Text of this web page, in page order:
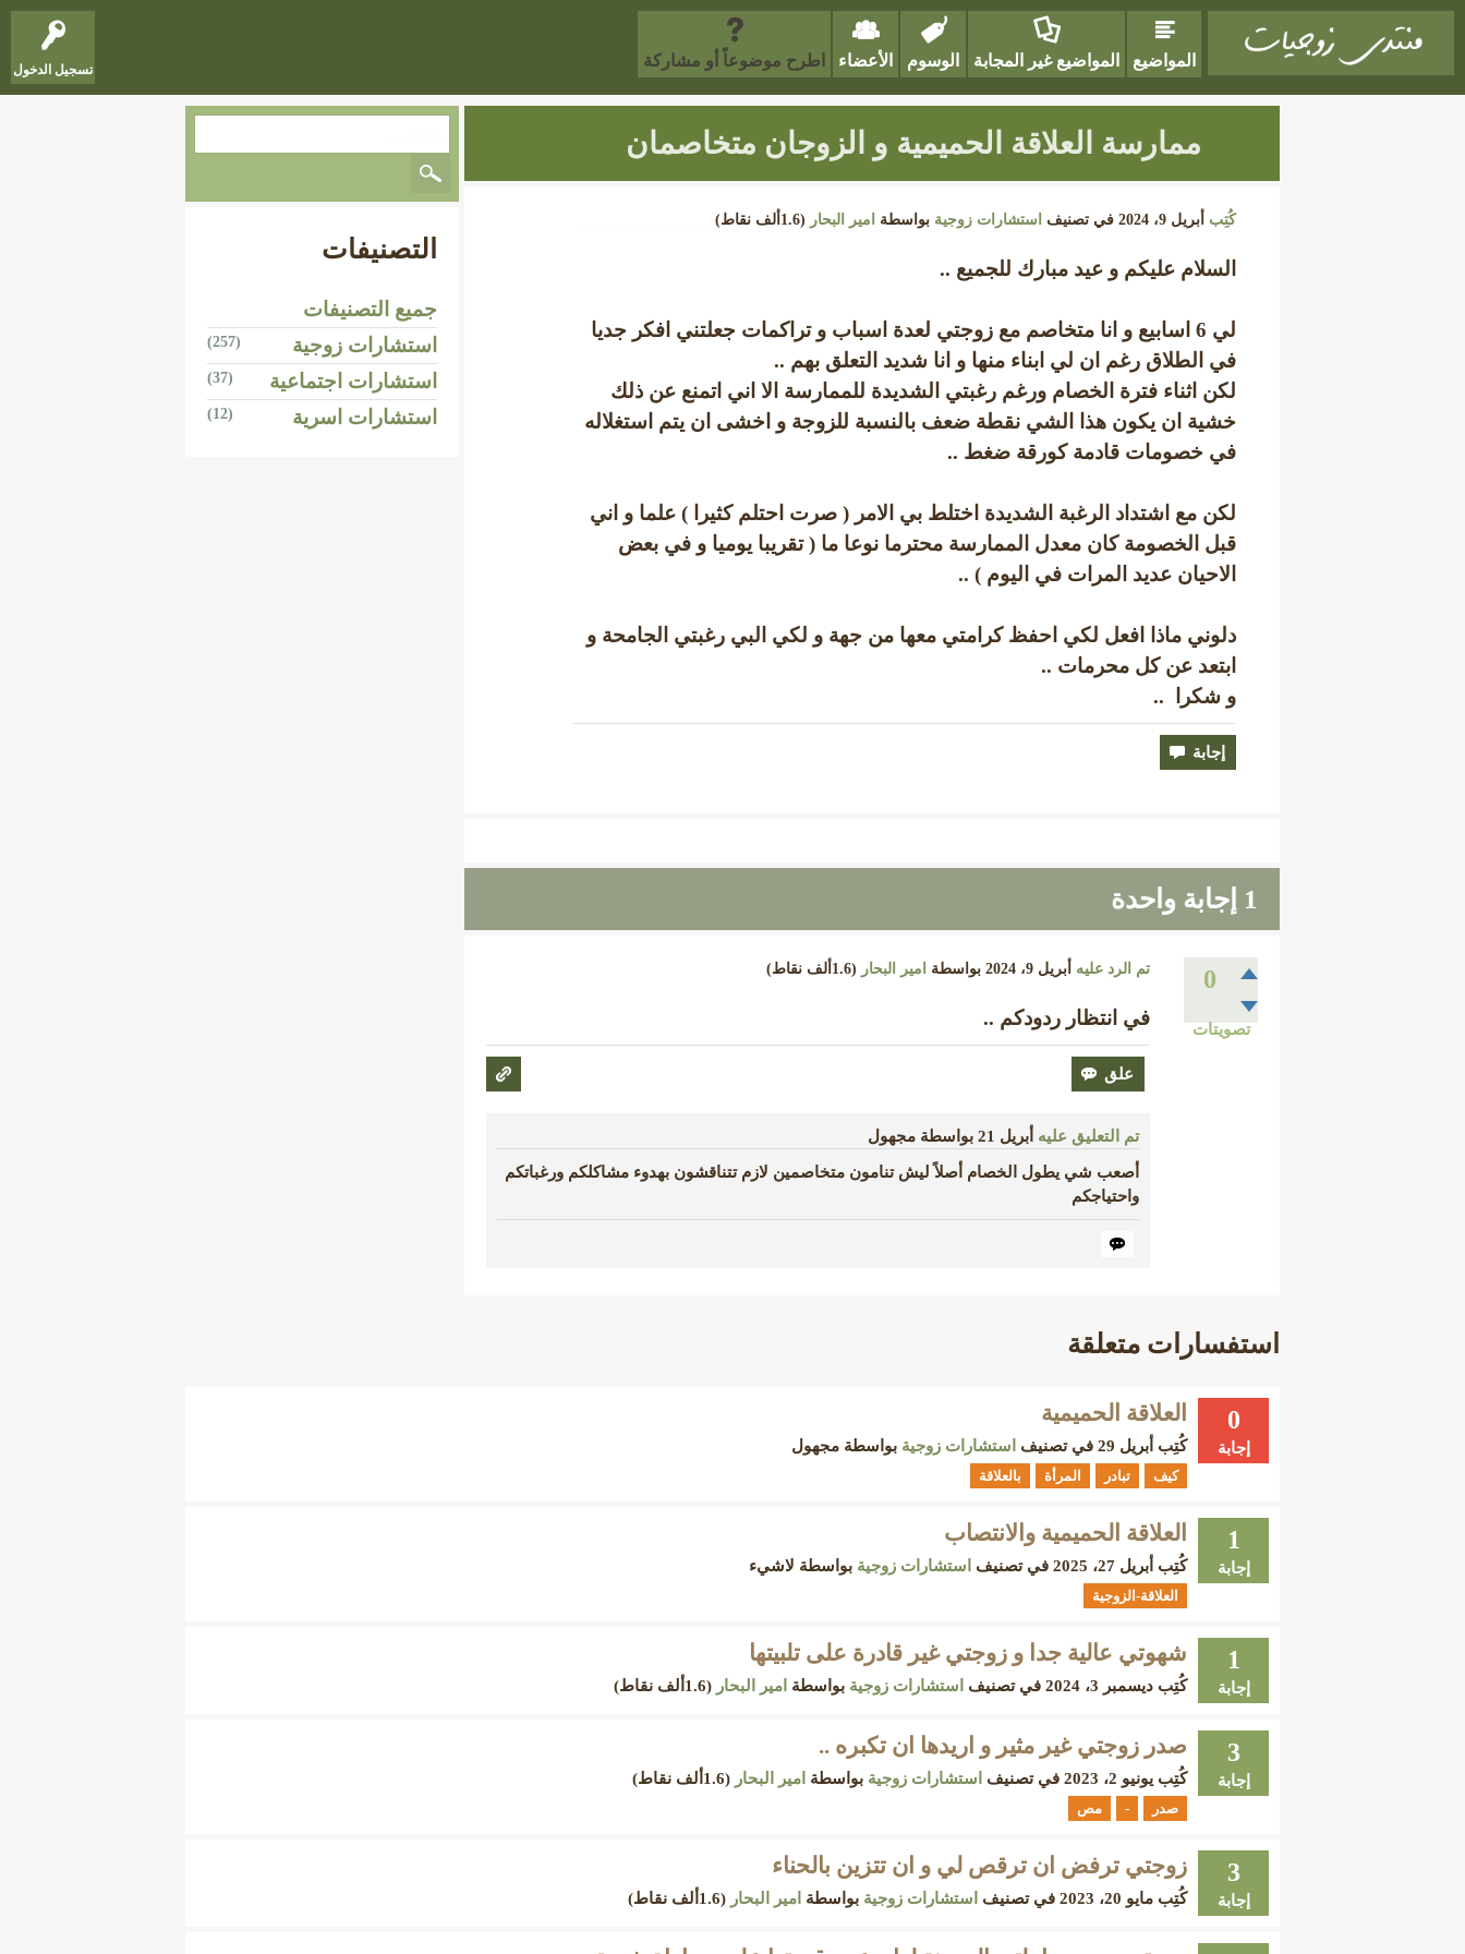
تسجيل الدخول المواضيع المواضيع غير المجابة الوسوم الأعضاء اطرح موضوعاً أو مشاركة
ممارسة العلاقة الحميمية و الزوجان متخاصمان
كُتِب أبريل 9، 2024 في تصنيف استشارات زوجية بواسطة امير البحار (1.6ألف نقاط)
السلام عليكم و عيد مبارك للجميع ..
لي 6 اسابيع و انا متخاصم مع زوجتي لعدة اسباب و تراكمات جعلتني افكر جديا
في الطلاق رغم ان لي ابناء منها و انا شديد التعلق بهم ..
لكن اثناء فترة الخصام ورغم رغبتي الشديدة للممارسة الا اني اتمنع عن ذلك
خشية ان يكون هذا الشي نقطة ضعف بالنسبة للزوجة و اخشى ان يتم استغلاله
في خصومات قادمة كورقة ضغط ..
لكن مع اشتداد الرغبة الشديدة اختلط بي الامر ( صرت احتلم كثيرا ) علما و اني
قبل الخصومة كان معدل الممارسة محترما نوعا ما ( تقريبا يوميا و في بعض
الاحيان عديد المرات في اليوم ) ..
دلوني ماذا افعل لكي احفظ كرامتي معها من جهة و لكي البي رغبتي الجامحة و
ابتعد عن كل محرمات ..
و شكرا ..
1 إجابة واحدة
0
تصويتات
تم الرد عليه أبريل 9، 2024 بواسطة امير البحار (1.6ألف نقاط)
في انتظار ردودكم ..
تم التعليق عليه أبريل 21 بواسطةمجهول
أصعب شي يطول الخصام أصلاً ليش تنامون متخاصمين لازم تتناقشون بهدوء مشاكلكم ورغباتكم
واحتياجكم
التصنيفات
جميع التصنيفات
استشارات زوجية
(257)
استشارات اجتماعية (37)
استشارات اسرية (12)
استفسارات متعلقة
0
إجابة
العلاقة الحميمية
كُتِب أبريل 29 في تصنيف استشارات زوجية بواسطة مجهول
كيف تبادر المرأة بالعلاقة
1
إجابة
العلاقة الحميمية والانتصاب
كُتِب أبريل 27، 2025 في تصنيف استشارات زوجية بواسطة لاشيء
العلاقة-الزوجية
1
إجابة
شهوتي عالية جدا و زوجتي غير قادرة على تلبيتها
كُتِب ديسمبر 3، 2024 في تصنيف استشارات زوجية بواسطة امير البحار (1.6ألف نقاط)
3
إجابة
صدر زوجتي غير مثير و اريدها ان تكبره ..
كُتِب يونيو 2، 2023 في تصنيف استشارات زوجية بواسطة امير البحار (1.6ألف نقاط)
صدر - مص
3
إجابة
زوجتي ترفض ان ترقص لي و ان تتزين بالحناء
كُتِب مايو 20، 2023 في تصنيف استشارات زوجية بواسطة امير البحار (1.6ألف نقاط)